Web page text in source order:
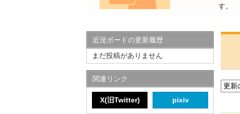
す。
近況ボードの更新履歴
まだ投稿がありません
関連リンク
X(旧Twitter) pixiv